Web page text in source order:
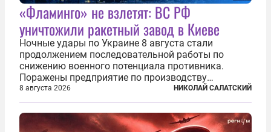
«Фламинго» не взлетят: ВС РФ
уничтожили ракетный завод в Киеве
Ночные удары по Украине 8 августа стали
продолжением последовательной работы по
снижению военного потенциала противника.
Поражены предприятие по производству
крылатых ракет, крупный склад топлива и два
сухогруза с военными грузами. Дополнительно
нанесены удары по объектам в ряде городов. В
Киеве...
8 августа 2026 НИКОЛАЙ САЛАТСКИЙ